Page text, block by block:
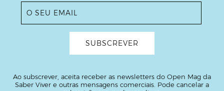
Ao subscrever, aceita receber as newsletters do Open Mag da
Saber Viver e outras mensagens comerciais. Pode cancelar a